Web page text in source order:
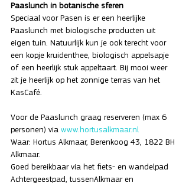
Paaslunch in botanische sferen
Speciaal voor Pasen is er een heerlijke
Paaslunch met biologische producten uit
eigen tuin. Natuurlijk kun je ook terecht voor
een kopje kruidenthee, biologisch appelsapje
of een heerlijk stuk appeltaart. Bij mooi weer
zit je heerlijk op het zonnige terras van het
KasCafé.
Voor de Paaslunch graag reserveren (max 6
personen) via www.hortusalkmaar.nl
Waar: Hortus Alkmaar, Berenkoog 43, 1822 BH
Alkmaar.
Goed bereikbaar via het fiets- en wandelpad
Achtergeestpad, tussenAlkmaar en